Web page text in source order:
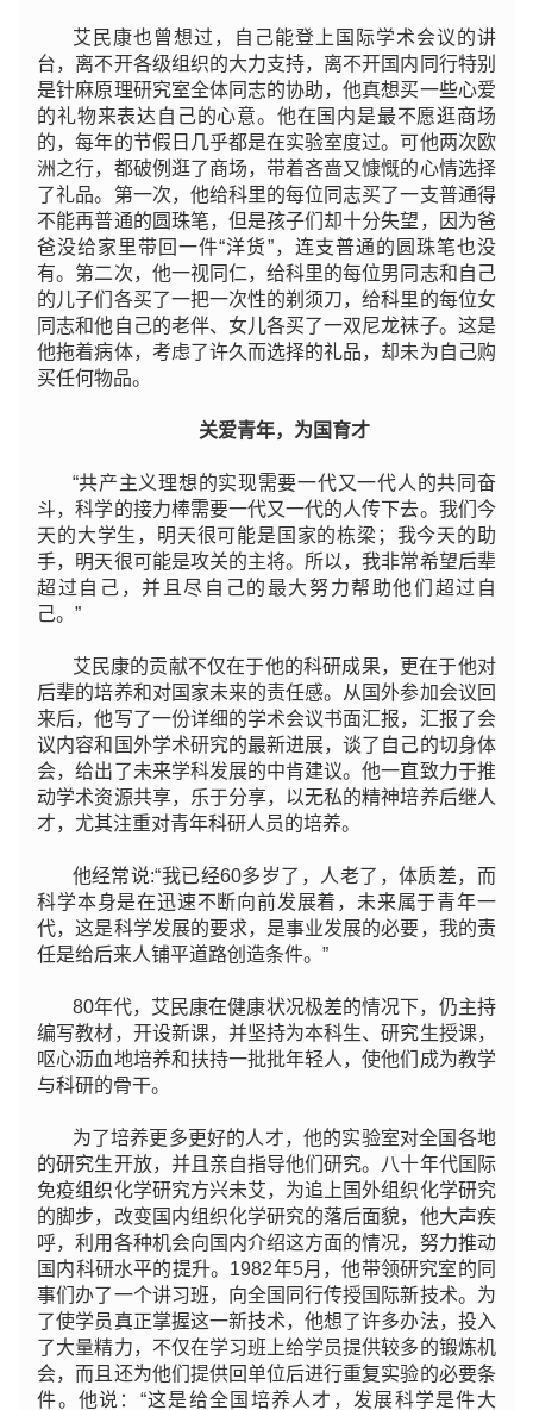
艾民康也曾想过，自己能登上国际学术会议的讲
台，离不开各级组织的大力支持，离不开国内同行特别
是针麻原理研究室全体同志的协助，他真想买一些心爱
的礼物来表达自己的心意。他在国内是最不愿逛商场
的，每年的节假日几乎都是在实验室度过。可他两次欧
洲之行，都破例逛了商场，带着吝啬又慷慨的心情选择
了礼品。第一次，他给科里的每位同志买了一支普通得
不能再普通的圆珠笔，但是孩子们却十分失望，因为爸
爸没给家里带回一件“洋货”，连支普通的圆珠笔也没
有。第二次，他一视同仁，给科里的每位男同志和自己
的儿子们各买了一把一次性的剃须刀，给科里的每位女
同志和他自己的老伴、女儿各买了一双尼龙袜子。这是
他拖着病体，考虑了许久而选择的礼品，却未为自己购
买任何物品。
关爱青年，为国育才
“共产主义理想的实现需要一代又一代人的共同奋
斗，科学的接力棒需要一代又一代的人传下去。我们今
天的大学生，明天很可能是国家的栋梁；我今天的助
手，明天很可能是攻关的主将。所以，我非常希望后辈
超过自己，并且尽自己的最大努力帮助他们超过自
己。”
艾民康的贡献不仅在于他的科研成果，更在于他对
后辈的培养和对国家未来的责任感。从国外参加会议回
来后，他写了一份详细的学术会议书面汇报，汇报了会
议内容和国外学术研究的最新进展，谈了自己的切身体
会，给出了未来学科发展的中肯建议。他一直致力于推
动学术资源共享，乐于分享，以无私的精神培养后继人
才，尤其注重对青年科研人员的培养。
他经常说:“我已经60多岁了，人老了，体质差，而
科学本身是在迅速不断向前发展着，未来属于青年一
代，这是科学发展的要求，是事业发展的必要，我的责
任是给后来人铺平道路创造条件。”
80年代，艾民康在健康状况极差的情况下，仍主持
编写教材，开设新课，并坚持为本科生、研究生授课，
呕心沥血地培养和扶持一批批年轻人，使他们成为教学
与科研的骨干。
为了培养更多更好的人才，他的实验室对全国各地
的研究生开放，并且亲自指导他们研究。八十年代国际
免疫组织化学研究方兴未艾，为追上国外组织化学研究
的脚步，改变国内组织化学研究的落后面貌，他大声疾
呼，利用各种机会向国内介绍这方面的情况，努力推动
国内科研水平的提升。1982年5月，他带领研究室的同
事们办了一个讲习班，向全国同行传授国际新技术。为
了使学员真正掌握这一新技术，他想了许多办法，投入
了大量精力，不仅在学习班上给学员提供较多的锻炼机
会，而且还为他们提供回单位后进行重复实验的必要条
件。他说：“这是给全国培养人才，发展科学是件大